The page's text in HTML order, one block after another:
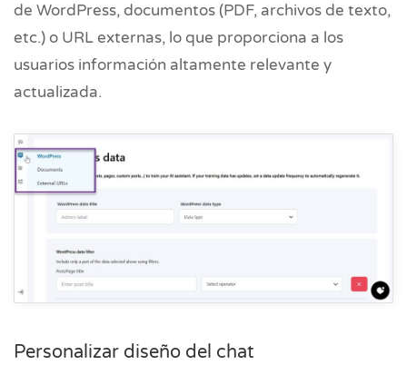
de WordPress, documentos (PDF, archivos de texto,
etc.) o URL externas, lo que proporciona a los
usuarios información altamente relevante y
actualizada.
Personalizar diseño del chat